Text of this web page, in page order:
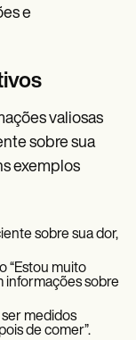
e
valiosas
sobre sua
exemplos
sobre sua dor,
“Estou muito
informações sobre
medidos
de comer”.